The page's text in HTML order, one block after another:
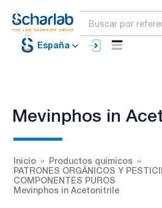
España
Mevinphos in
Inicio
Productos químicos
PATRONES ORGÁNICOS Y
COMPONENTES PUROS
Mevinphos in Acetonitrile